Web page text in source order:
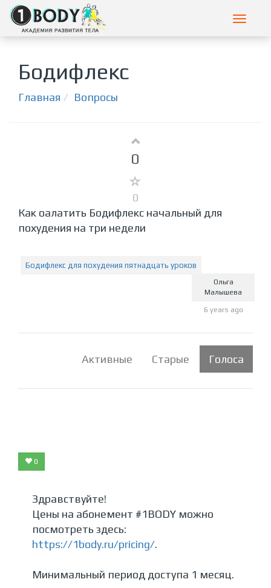
Toggle
Бодифлекс
Главная Вопросы
0
0
Как оалатить Бодифлекс начальный для
похудения на три недели
Бодифлекс для похудения пятнадцать уроков
Ольга
Малышева
6 years ago
Активные Старые Голоса
0
Здравствуйте!
Цены на абонемент #1BODY можно
посмотреть здесь:
https://1body.ru/pricing/.
Минимальный период доступа 1 месяц.